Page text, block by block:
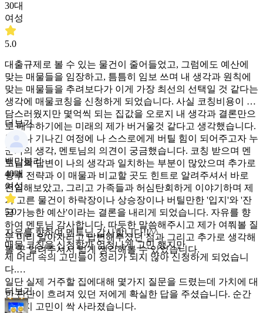
30대
여성
5.0
대출규제로 볼 수 있는 물건이 줄어들었고, 그럼에도 예산에
맞는 매물들을 임장하고, 틈틈히 임보 쓰며 내 생각과 원칙에
맞는 매물들을 추려보다가 이게 가장 최선의 선택일 것 같다는
생각에 매물코칭을 신청하게 되었습니다. 사실 코칭비용이 부
담스러웠지만 몇억씩 되는 집값을 오로지 내 생각과 결론만으
로 매수하기에는 미래의 제가 버거울것 같다고 생각했습니다.
특히나 기나긴 여정에 나 스스로에게 버틸 힘이 되어주고자 누
군가의 생각, 멘토님의 의견이 궁금했습니다. 코칭 받으며 멘
토님의 답변이 나의 생각과 일치하는 부분이 많았으며 추가로
향후 전략과 이 매물과 비교할 곳도 힌트로 알려주셔서 바로
전임해보았고, 그리고 가족들과 허심탄회하게 이야기하며 제
가 고른 물건이 하락장이나 상승장이나 버틸만한 '입지'와 '잔
금 가능한 예산'이라는 결론을 내리게 되었습니다. 자유를 향
하여 멘토님 감사합니다. 따듯한 말씀해주시고 제가 여쭤볼 질
문 미리 알아차리고 답변해주셨던 점과 그리고 추가로 생각해
볼 곳 알려주셔서 넓게 생각해볼 수 있었습니다.
더보기
백맘블리
40대
여성
5.0
자유를 향하여 멘토님 감사합니다!!^^
매물 코칭을 신청할까 엄청나게 고민 했지만
제 머리 속의 고민들이 정리가 되지 않아 신청하게 되었습니
다.
일단 실제 거주할 집에대해 몇가지 질문을 드렸는데 가치에 대
한 판단이 흐려져 있던 저에게 확실한 답을 주셨습니다. 순간
두가지 고민이 싹 사라졌습니다.
더보기